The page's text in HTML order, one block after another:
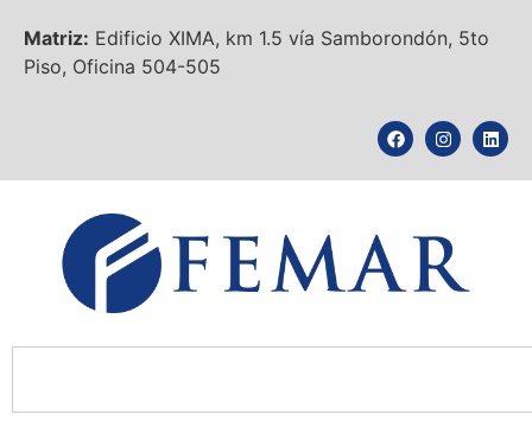
Matriz: Edificio XIMA, km 1.5 vía Samborondón, 5to
Piso, Oficina 504-505